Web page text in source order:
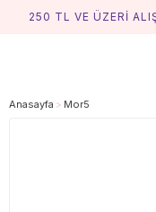
250 TL VE ÜZERİ
Anasayfa Mor5